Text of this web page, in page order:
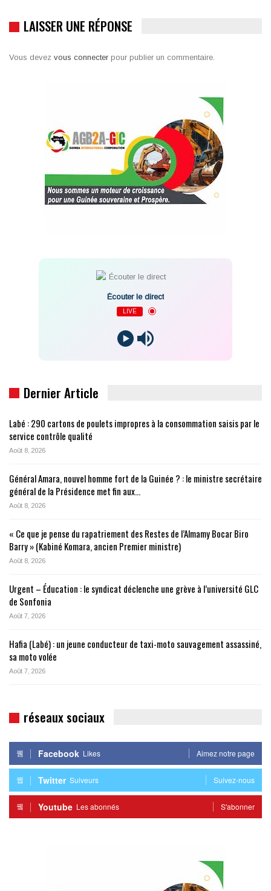
LAISSER UNE RÉPONSE
Vous devez vous connecter pour publier un commentaire.
Écouter le direct
LIVE
Dernier Article
Labé : 290 cartons de poulets impropres à la consommation saisis par le
service contrôle qualité
Août 8, 2026
Général Amara, nouvel homme fort de la Guinée ? : le ministre secrétaire
général de la Présidence met fin aux…
Août 8, 2026
« Ce que je pense du rapatriement des Restes de l’Almamy Bocar Biro
Barry » (Kabiné Komara, ancien Premier ministre)
Août 8, 2026
Urgent – Éducation : le syndicat déclenche une grève à l’université GLC
de Sonfonia
Août 7, 2026
Hafia (Labé) : un jeune conducteur de taxi-moto sauvagement assassiné,
sa moto volée
Août 7, 2026
réseaux sociaux
Facebook Likes Aimez notre page
Twitter Suiveurs Suivez-nous
Youtube Les abonnés S'abonner